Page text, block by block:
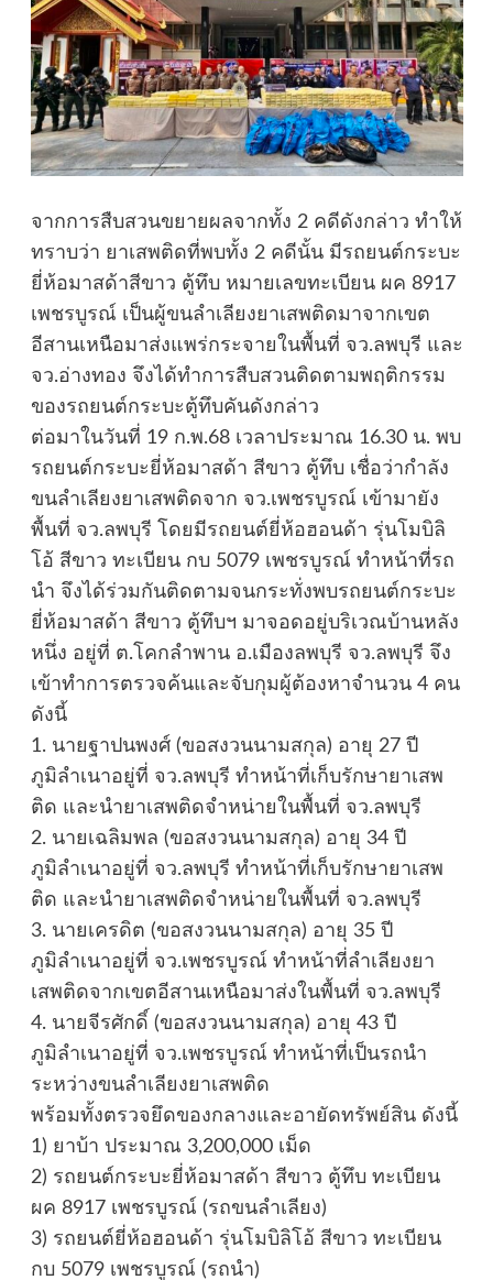
จากการสืบสวนขยายผลจากทั้ง 2 คดีดังกล่าว ทำให้
ทราบว่า ยาเสพติดที่พบทั้ง 2 คดีนั้น มีรถยนต์กระบะ
ยี่ห้อมาสด้าสีขาว ตู้ทึบ หมายเลขทะเบียน ผค 8917
เพชรบูรณ์ เป็นผู้ขนลำเลียงยาเสพติดมาจากเขต
อีสานเหนือมาส่งแพร่กระจายในพื้นที่ จว.ลพบุรี และ
จว.อ่างทอง จึงได้ทำการสืบสวนติดตามพฤติกรรม
ของรถยนต์กระบะตู้ทึบคันดังกล่าว
ต่อมาในวันที่ 19 ก.พ.68 เวลาประมาณ 16.30 น. พบ
รถยนต์กระบะยี่ห้อมาสด้า สีขาว ตู้ทึบ เชื่อว่ากำลัง
ขนลำเลียงยาเสพติดจาก จว.เพชรบูรณ์ เข้ามายัง
พื้นที่ จว.ลพบุรี โดยมีรถยนต์ยี่ห้อฮอนด้า รุ่นโมบิลิ
โอ้ สีขาว ทะเบียน กบ 5079 เพชรบูรณ์ ทำหน้าที่รถ
นำ จึงได้ร่วมกันติดตามจนกระทั่งพบรถยนต์กระบะ
ยี่ห้อมาสด้า สีขาว ตู้ทึบฯ มาจอดอยู่บริเวณบ้านหลัง
หนึ่ง อยู่ที่ ต.โคกลำพาน อ.เมืองลพบุรี จว.ลพบุรี จึง
เข้าทำการตรวจค้นและจับกุมผู้ต้องหาจำนวน 4 คน
ดังนี้
1. นายฐาปนพงศ์ (ขอสงวนนามสกุล) อายุ 27 ปี
ภูมิลำเนาอยู่ที่ จว.ลพบุรี ทำหน้าที่เก็บรักษายาเสพ
ติด และนำยาเสพติดจำหน่ายในพื้นที่ จว.ลพบุรี
2. นายเฉลิมพล (ขอสงวนนามสกุล) อายุ 34 ปี
ภูมิลำเนาอยู่ที่ จว.ลพบุรี ทำหน้าที่เก็บรักษายาเสพ
ติด และนำยาเสพติดจำหน่ายในพื้นที่ จว.ลพบุรี
3. นายเครดิต (ขอสงวนนามสกุล) อายุ 35 ปี
ภูมิลำเนาอยู่ที่ จว.เพชรบูรณ์ ทำหน้าที่ลำเลียงยา
เสพติดจากเขตอีสานเหนือมาส่งในพื้นที่ จว.ลพบุรี
4. นายจีรศักดิ์ (ขอสงวนนามสกุล) อายุ 43 ปี
ภูมิลำเนาอยู่ที่ จว.เพชรบูรณ์ ทำหน้าที่เป็นรถนำ
ระหว่างขนลำเลียงยาเสพติด
พร้อมทั้งตรวจยึดของกลางและอายัดทรัพย์สิน ดังนี้
1) ยาบ้า ประมาณ 3,200,000 เม็ด
2) รถยนต์กระบะยี่ห้อมาสด้า สีขาว ตู้ทึบ ทะเบียน
ผค 8917 เพชรบูรณ์ (รถขนลำเลียง)
3) รถยนต์ยี่ห้อฮอนด้า รุ่นโมบิลิโอ้ สีขาว ทะเบียน
กบ 5079 เพชรบูรณ์ (รถนำ)